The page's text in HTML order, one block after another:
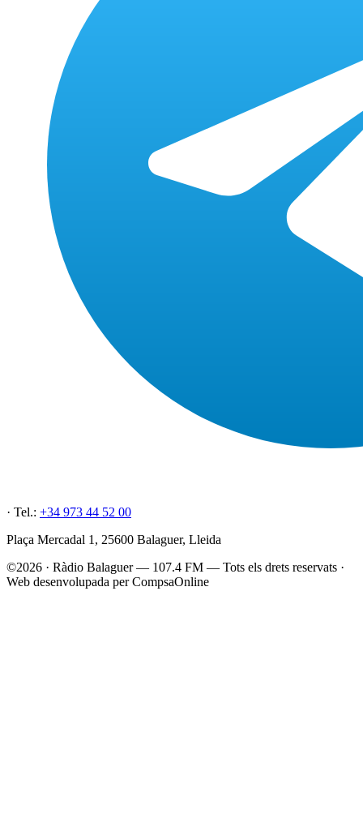
· Tel.: +34 973 44 52 00
Plaça Mercadal 1, 25600 Balaguer, Lleida
©2026 · Ràdio Balaguer — 107.4 FM — Tots els drets reservats ·
Web desenvolupada per CompsaOnline